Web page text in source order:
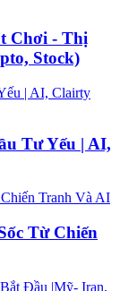
Chơi - Thị
Stock)
Tư Yếu | AI,
Từ Chiến